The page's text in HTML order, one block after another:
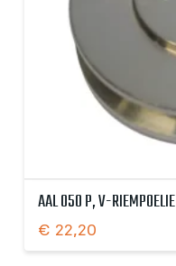
AAL 050 P, V-RIEMPOELIE
€ 22,20